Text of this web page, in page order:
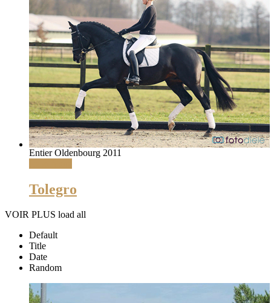
Entier Oldenbourg 2011
Tolegro
VOIR PLUS load all
Default
Title
Date
Random